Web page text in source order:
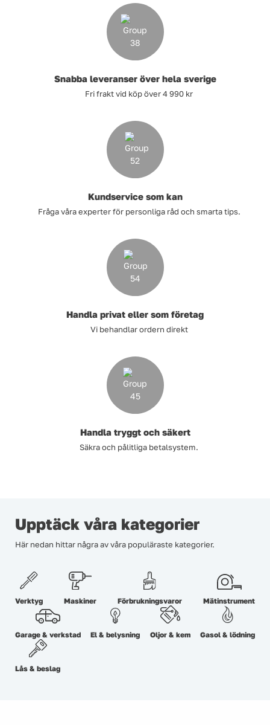
Snabba leveranser över hela sverige
Fri frakt vid köp över 4 990 kr
Kundservice som kan
Fråga våra experter för personliga råd och smarta tips.
Handla privat eller som företag
Vi behandlar ordern direkt
Handla tryggt och säkert
Säkra och pålitliga betalsystem.
Upptäck våra kategorier
Här nedan hittar några av våra populäraste kategorier.
Verktyg Maskiner Förbrukningsvaror Mätinstrument
Garage & verkstad El & belysning Oljor & kem Gasol & lödning
Lås & beslag